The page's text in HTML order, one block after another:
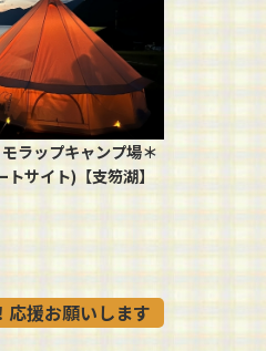
ラップキャンプ場＊
サイト)【支笏湖】
応援お願いします